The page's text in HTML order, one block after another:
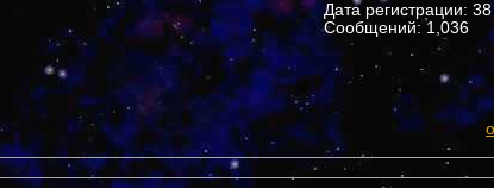
Дата регистрации:
Сообщений: 1,036